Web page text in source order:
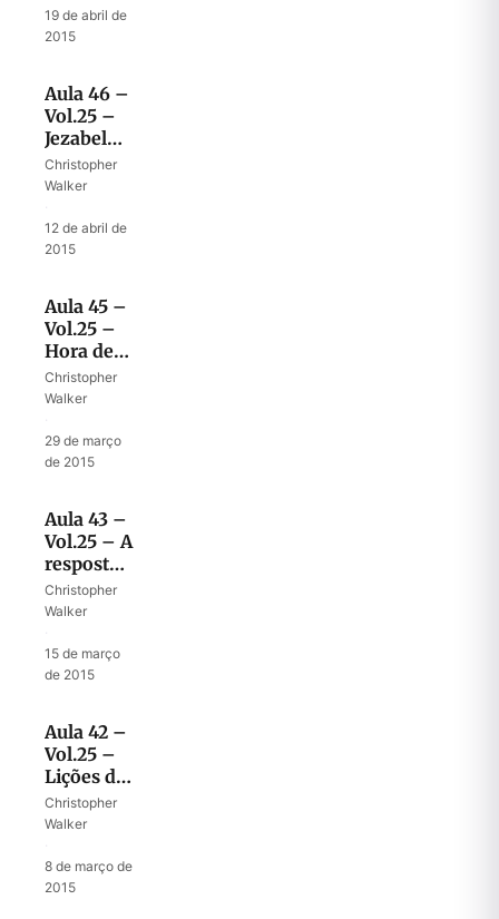
19 de abril de
2015
Aula 46 –
Vol.25 –
Jezabel
no fim
dos
Christopher
Walker
12 de abril de
2015
Aula 45 –
Vol.25 –
Hora de
juízo
sobre a
Acabe
Christopher
Walker
29 de março
de 2015
Aula 43 –
Vol.25 – A
resposta
de Eliseu
para Ben-
Christopher
Walker
15 de março
de 2015
Aula 42 –
Vol.25 –
Lições da
cronologia
do
de Eliseu
Christopher
Walker
8 de março de
2015